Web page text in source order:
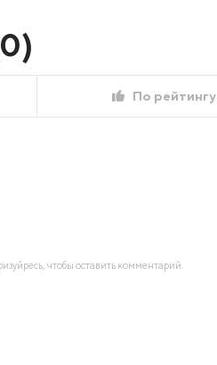
)
По рейтингу
чтобы оставить комментарий.